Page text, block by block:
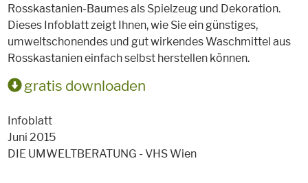
Rosskastanien-Baumes als Spielzeug und Dekoration.
Dieses Infoblatt zeigt Ihnen, wie Sie ein günstiges,
umweltschonendes und gut wirkendes Waschmittel aus
Rosskastanien einfach selbst herstellen können.
gratis downloaden
Infoblatt
Juni 2015
DIE UMWELTBERATUNG - VHS Wien